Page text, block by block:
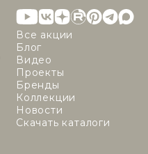
Все акции
Блог
Видео
Проекты
Бренды
Коллекции
Новости
Скачать каталоги